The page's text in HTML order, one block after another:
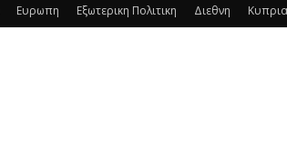
Ευρωπη Εξωτερικη Πολιτικη Διεθνη